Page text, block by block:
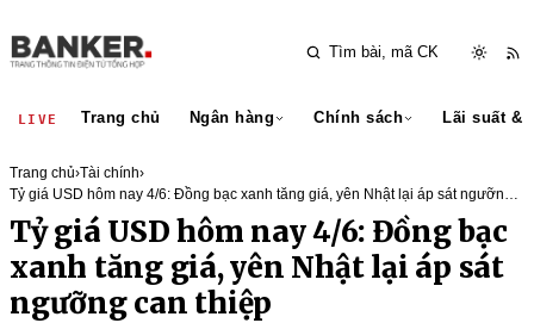
LIVE Trang chủ Ngân hàng Chính sách Lãi suất &
Trang chủ›Tài chính›
Tỷ giá USD hôm nay 4/6: Đồng bạc xanh tăng giá, yên Nhật lại áp sát ngưỡng
can thiệp
Tỷ giá USD hôm nay 4/6: Đồng bạc
xanh tăng giá, yên Nhật lại áp sát
ngưỡng can thiệp